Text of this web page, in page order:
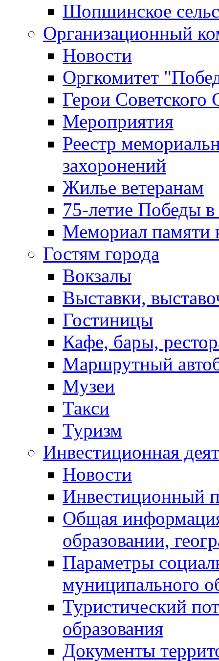
Шопшинское
Организационный
Новости
Оргкомитет
Герои Советского
Мероприятия
Реестр
захоронений
Жилье ветеранам
75-летие Победы
Мемориал памяти
Гостям города
Вокзалы
Выставки,
Гостиницы
Кафе, бары,
Маршрутный
Музеи
Такси
Туризм
Инвестиционная
Новости
Инвестиционный
Общая
образовании,
Параметры
муниципального
Туристический
образования
Документы